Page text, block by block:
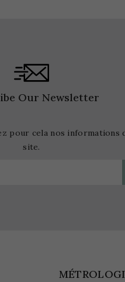
Our Newsletter
pour cela nos
site.